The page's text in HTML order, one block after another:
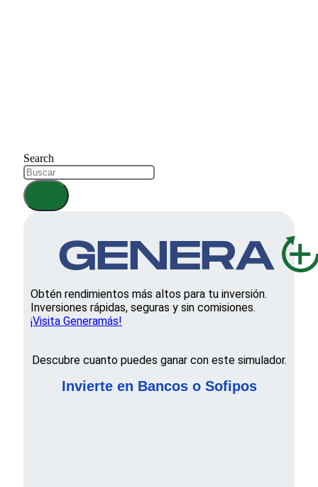
Search
Obtén rendimientos más altos para tu inversión.
Inversiones rápidas, seguras y sin comisiones.
¡Visita Generamás!
Descubre cuanto puedes ganar con este simulador.
Invierte en Bancos o Sofipos